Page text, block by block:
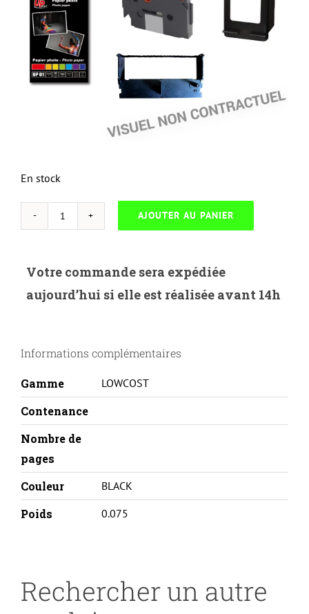
En stock
quantité
HP
C6656
AJOUTER AU PANIER
Votre commande sera expédiée
aujourd’hui si elle est réalisée avant 14h
Informations complémentaires
Gamme LOWCOST
Contenance
Nombre de
pages
Couleur
BLACK
Poids 0.075
Rechercher un autre